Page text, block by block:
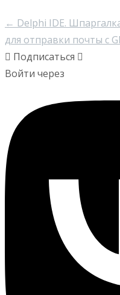
← Delphi IDE.
для отправки почты с
Подписаться
Войти через